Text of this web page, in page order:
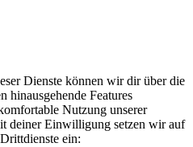
Dienste können wir dir über die
hinausgehende Features
Nutzung unserer
deiner Einwilligung setzen wir auf
ein: